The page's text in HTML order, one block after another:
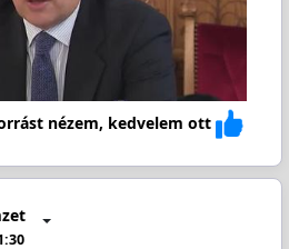
nézem, kedvelem ott